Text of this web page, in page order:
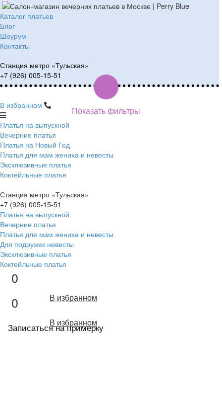
Каталог платьев
Блог
Шоурум
Контакты
Станция метро «Тульская»
+7 (926) 005-15-51
В избранном
Платья на выпускной
Вечерние платья
Платья на Новый Год
Платья для мам жениха и невесты
Эксклюзивные платья
Коктейльные платья
Станция метро «Тульская»
+7 (926) 005-15-51
Платья на выпускной
Вечерние платья
Платья для мам жениха и невесты
Для подружек невесты
Эксклюзивные платья
Коктейльные платья
0
В избранном
0
В избранном
Записаться на примерку
Показать фильтры